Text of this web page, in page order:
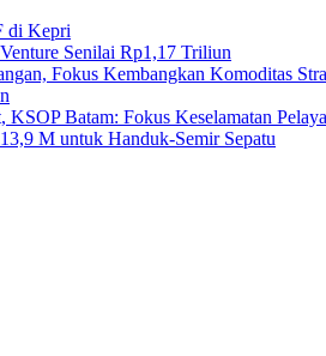
di Kepri
Senilai Rp1,17 Triliun
Fokus Kembangkan Komoditas
Batam: Fokus Keselamatan
M untuk Handuk-Semir Sepatu